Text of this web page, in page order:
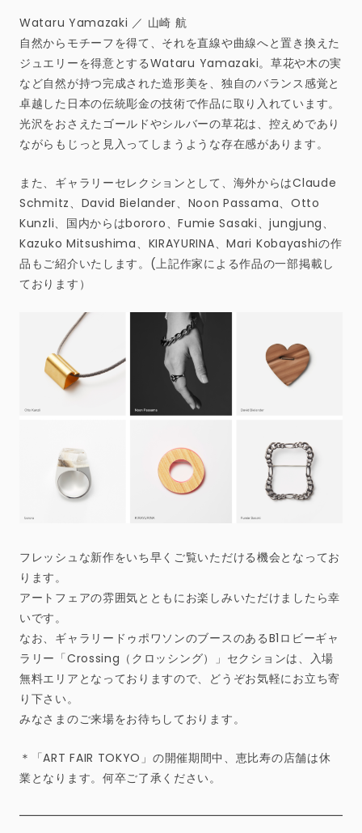
Wataru Yamazaki ／ 山崎 航
自然からモチーフを得て、それを直線や曲線へと置き換えた
ジュエリーを得意とするWataru Yamazaki。草花や木の実
など自然が持つ完成された造形美を、独自のバランス感覚と
卓越した日本の伝統彫金の技術で作品に取り入れています。
光沢をおさえたゴールドやシルバーの草花は、控えめであり
ながらもじっと見入ってしまうような存在感があります。
また、ギャラリーセレクションとして、海外からはClaude
Schmitz、David Bielander、Noon Passama、Otto
Kunzli、国内からはbororo、Fumie Sasaki、jungjung、
Kazuko Mitsushima、KIRAYURINA、Mari Kobayashiの作
品もご紹介いたします。(上記作家による作品の一部掲載し
ております）
フレッシュな新作をいち早くご覧いただける機会となってお
ります。
アートフェアの雰囲気とともにお楽しみいただけましたら幸
いです。
なお、ギャラリードゥポワソンのブースのあるB1ロビーギャ
ラリー「Crossing（クロッシング）」セクションは、入場
無料エリアとなっておりますので、どうぞお気軽にお立ち寄
り下さい。
みなさまのご来場をお待ちしております。
＊「ART FAIR TOKYO」の開催期間中、恵比寿の店舗は休
業となります。何卒ご了承ください。